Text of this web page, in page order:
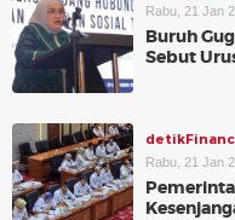
Rabu, 21 Jan
Buruh
Sebut
Rabu, 21 Jan